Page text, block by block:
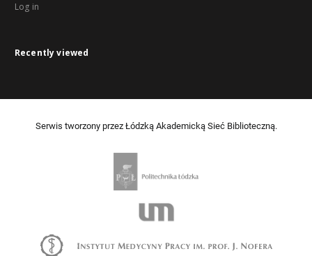
Log in
Recently viewed
Serwis tworzony przez Łódzką Akademicką Sieć Biblioteczną.